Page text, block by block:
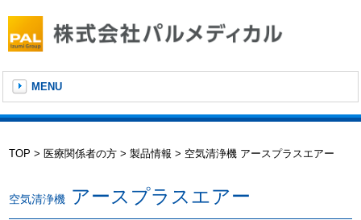
MENU
TOP 医療関係者の方 製品情報 空気清浄機 アースプラスエアー
空気清浄機 アースプラスエアー